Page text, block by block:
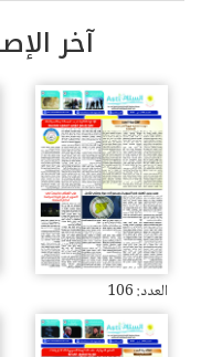
آخر
العدد: 106